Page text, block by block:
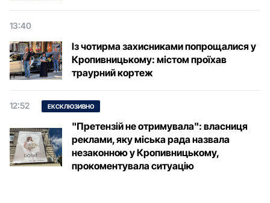
13:40
Із чотирма захисниками попрощалися у
Кропивницькому: містом проїхав
траурний кортеж
12:52 ЕКСКЛЮЗИВНО
"Претензій не отримувала": власниця
реклами, яку міська рада назвала
незаконною у Кропивницькому,
прокоментувала ситуацію